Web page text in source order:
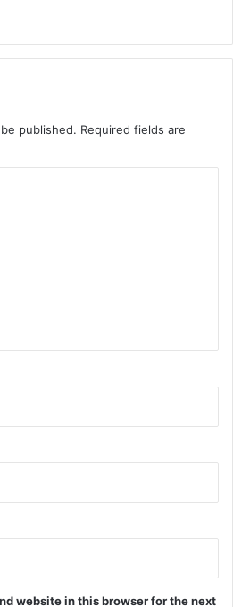
published. Required fields are
website in this browser for the next